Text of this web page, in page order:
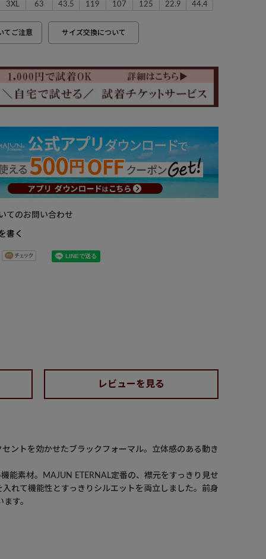
3XL
63 43.5 119 107 125 22.9 44.4
てご注意 サイズ交換について
てのお問い合わせ
書く
レビューを見る
ントを効かせたブラックフォーマル。立体感のある動き
能素材。MAJUN ETERNAL定番の、襟元をすっきり見せ
れて機能性とすっきりシルエットを両立しました。前身
す。